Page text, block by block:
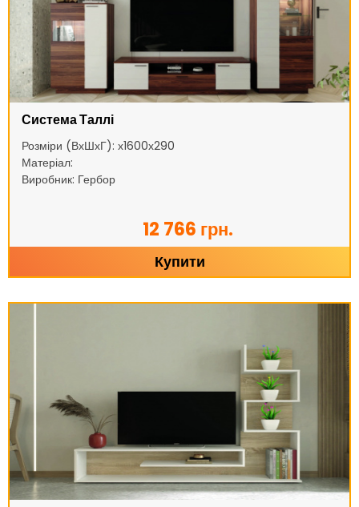
Система Таллі
Розміри (ВхШхГ): х1600х290
Матеріал:
Виробник: Гербор
12 766 грн.
Купити